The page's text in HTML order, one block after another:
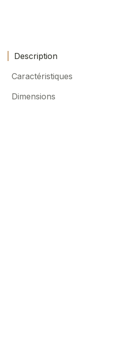
Description
Caractéristiques
Dimensions